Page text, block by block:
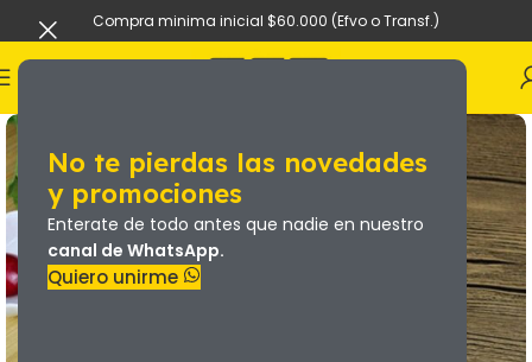
No te pierdas las novedades
y promociones
Enterate de todo antes que nadie en nuestro
canal de WhatsApp.
Quiero unirme
Compra minima inicial $60.000 (Efvo o Transf.)